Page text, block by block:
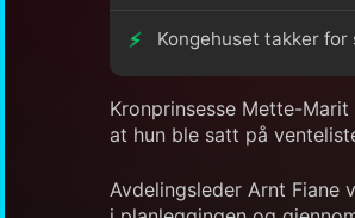
Kongehuset takker
Kronprinsesse Mette-
at hun ble satt på
Avdelingsleder Arnt